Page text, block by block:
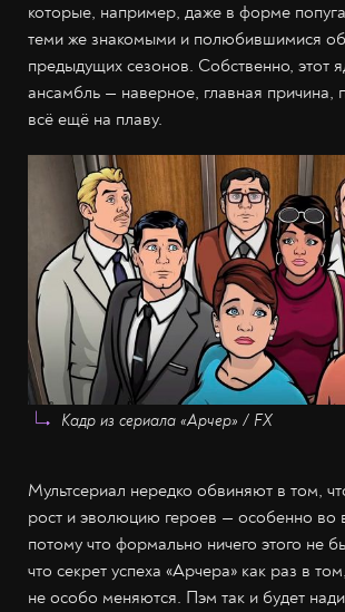
которые, например, даже в форме
теми же знакомыми и полюбившимися
предыдущих сезонов. Собственно, этот
ансамбль — наверное, главная причина,
всё ещё на плаву.
Кадр из сериала «Арчер» / FX
Мультсериал нередко обвиняют в том,
рост и эволюцию героев — особенно во
потому что формально ничего этого не
что секрет успеха «Арчера» как раз в
не особо меняются. Пэм так и будет